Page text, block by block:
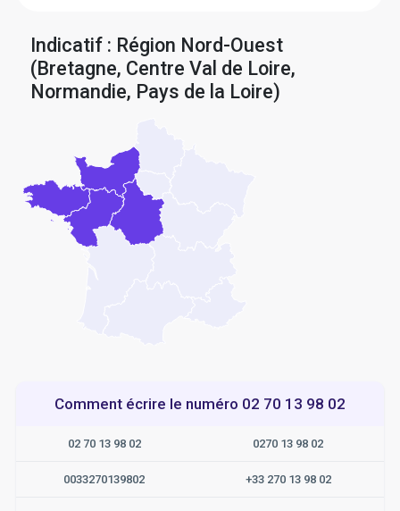
Indicatif : Région Nord-Ouest
(Bretagne, Centre Val de Loire,
Normandie, Pays de la Loire)
Comment écrire le numéro 02 70 13 98 02
02 70 13 98 02 0270 13 98 02
0033270139802 +33 270 13 98 02